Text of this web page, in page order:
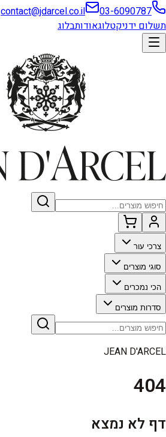
03-6090787
contact@jdarcel.co.il
תשלום ידניקטלוגאודותבלוג
צרכי עור
סוגי מוצרים
הכי נמכרים
סדרות מוצרים
JEAN D'ARCEL
404
דף לא נמצא